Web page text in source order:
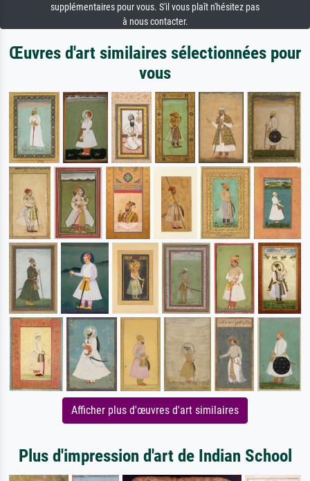
supplémentaires pour vous. S'il vous plaît n'hésitez pas
à nous contacter.
Œuvres d'art similaires sélectionnées pour
vous
Afficher plus d'œuvres d'art similaires
Plus d'impression d'art de Indian School